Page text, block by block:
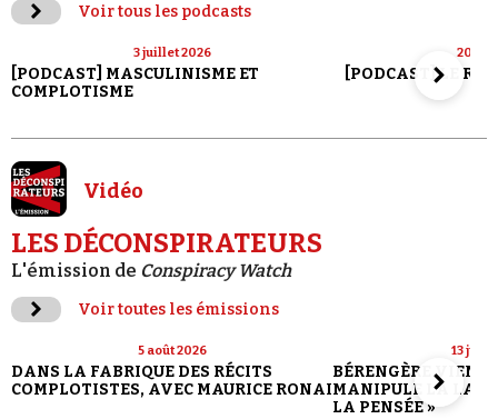
Voir tous les podcasts
3 juillet 2026
[PODCAST] MASCULINISME ET
COMPLOTISME
20
[PODCAST] LE
Vidéo
LES DÉCONSPIRATEURS
L'émission de Conspiracy Watch
Voir toutes les émissions
5 août 2026
DANS LA FABRIQUE DES RÉCITS
COMPLOTISTES, AVEC MAURICE RONAI
13
BÉRENGÈRE
MANIPULE LA
LA PENSÉE »